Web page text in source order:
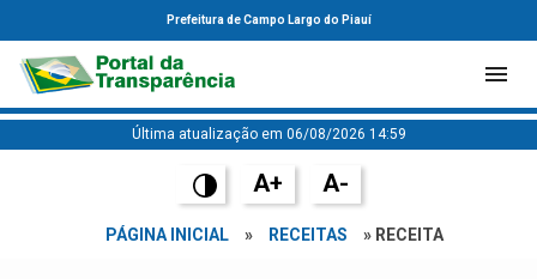
Prefeitura de Campo Largo do Piauí
Última atualização em 06/08/2026 14:59
A+ A-
PÁGINA INICIAL » RECEITAS » RECEITA